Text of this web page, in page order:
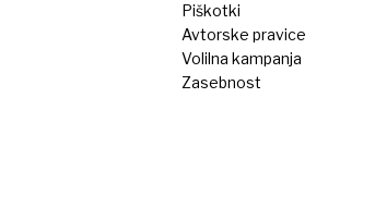
Piškotki
Avtorske pravice
Volilna kampanja
Zasebnost